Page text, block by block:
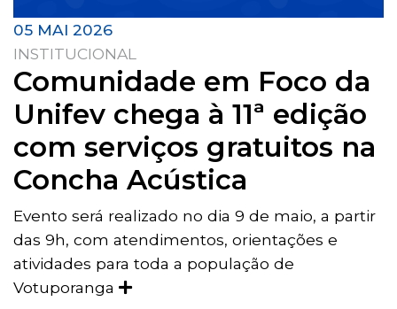
05 MAI 2026
INSTITUCIONAL
Comunidade em Foco da
Unifev chega à 11ª edição
com serviços gratuitos na
Concha Acústica
Evento será realizado no dia 9 de maio, a partir
das 9h, com atendimentos, orientações e
atividades para toda a população de
Votuporanga